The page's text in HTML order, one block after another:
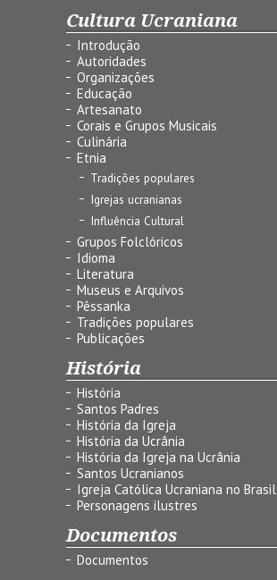
Cultura Ucraniana
Introdução
Autoridades
Organizações
Educação
Artesanato
Corais e Grupos Musicais
Culinária
Etnia
Tradições populares
Igrejas ucranianas
Influência Cultural
Grupos Folclóricos
Idioma
Literatura
Museus e Arquivos
Pêssanka
Tradições populares
Publicações
História
História
Santos Padres
História da Igreja
História da Ucrânia
História da Igreja na Ucrânia
Santos Ucranianos
Igreja Católica Ucraniana no Brasil
Personagens ilustres
Documentos
Documentos